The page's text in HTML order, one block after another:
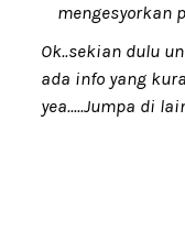
mengesyorkan
Ok..sekian dulu
ada info yang
yea.....Jumpa di